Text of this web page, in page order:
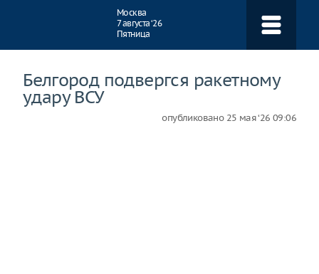
Москва
7 августа ‘26
Пятница
Белгород подвергся ракетному
удару ВСУ
опубликовано 25 мая ‘26 09:06